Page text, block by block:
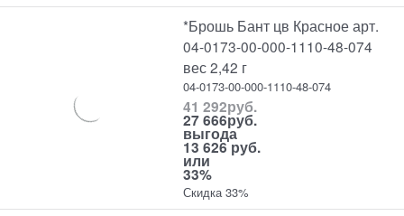
*Брошь Бант цв Красное арт.
04-0173-00-000-1110-48-074
вес 2,42 г
04-0173-00-000-1110-48-074
41 292руб.
27 666руб.
выгода
13 626 руб.
или
33%
Скидка 33%